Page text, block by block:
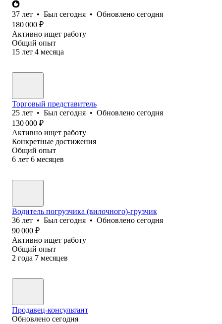
37 лет • Был сегодня • Обновлено сегодня
180 000 ₽
Активно ищет работу
Общий опыт
15 лет 4 месяца
Торговый представитель
25 лет • Был сегодня • Обновлено сегодня
130 000 ₽
Активно ищет работу
Конкретные достижения
Общий опыт
6 лет 6 месяцев
Водитель погрузчика (вилочного)-грузчик
36 лет • Был сегодня • Обновлено сегодня
90 000 ₽
Активно ищет работу
Общий опыт
2 года 7 месяцев
Продавец-консультант
Обновлено сегодня